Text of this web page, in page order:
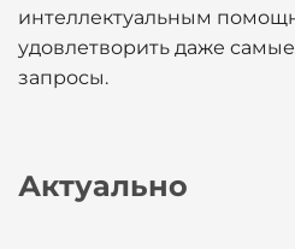
интеллектуальным
удовлетворить даже
запросы.
Актуально